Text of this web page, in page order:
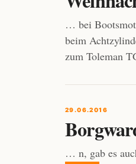
… bei
beim
zum Toleman
29.06.2016
… n, gab es